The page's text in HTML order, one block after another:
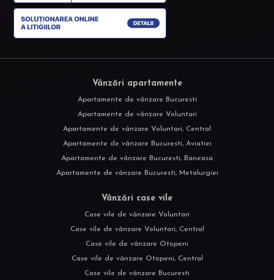
Vânzări apartamente
Apartamente de vânzare Bucuresti
Apartamente de vânzare Voluntari
Apartamente de vânzare Voluntari, Central
Apartamente de vânzare Bucuresti, Aviatiei
Apartamente de vânzare Bucuresti, Baneasa
Apartamente de vânzare Bucuresti, Metalurgiei
Vânzări case vile
Case vile de vânzare Voluntari
Case vile de vânzare Voluntari, Central
Case vile de vânzare Otopeni
Case vile de vânzare Otopeni, Central
Case vile de vânzare Bucuresti